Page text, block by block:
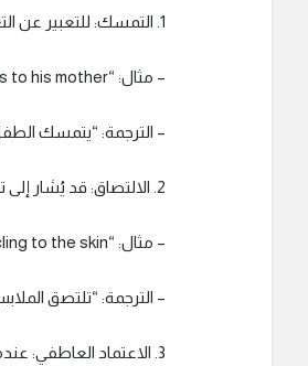
1. التمسك: للتعبير عن التعلق الشديد بشيء أو شخص.
– مثال: “The child clings to his mother.”
– الترجمة: “يتمسك
2. الالتصاق: قد يُشار إلى تعلق شيء بسطح أو جسم آخر.
– مثال: “The wet clothes cling to the skin.”
– الترجمة: “تلتصق
3. الاعتماد العاطفي: عندما يعتمد شخص عاطفياً على آخر.